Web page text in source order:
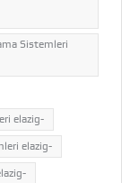
Sistemleri
elazig-
elazig-